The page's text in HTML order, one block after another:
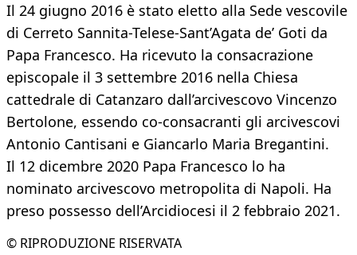
Il 24 giugno 2016 è stato eletto alla Sede vescovile
di Cerreto Sannita-Telese-Sant’Agata de’ Goti da
Papa Francesco. Ha ricevuto la consacrazione
episcopale il 3 settembre 2016 nella Chiesa
cattedrale di Catanzaro dall’arcivescovo Vincenzo
Bertolone, essendo co-consacranti gli arcivescovi
Antonio Cantisani e Giancarlo Maria Bregantini.
Il 12 dicembre 2020 Papa Francesco lo ha
nominato arcivescovo metropolita di Napoli. Ha
preso possesso dell’Arcidiocesi il 2 febbraio 2021.
© RIPRODUZIONE RISERVATA